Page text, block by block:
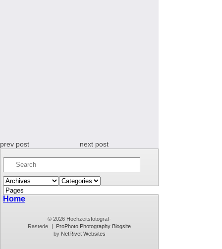
prev post next post
Home
© 2026 Hochzeitsfotograf-
Rastede
|
ProPhoto Photography Blogsite
by NetRivet Websites